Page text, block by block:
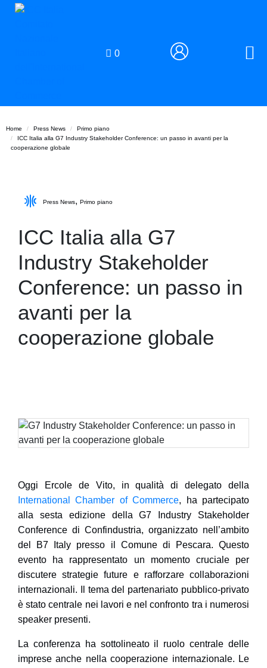
0
Home Press News
Primo piano
ICC Italia alla G7 Industry Stakeholder Conference: un passo in avanti per la
cooperazione globale
Press News, Primo piano
ICC Italia alla G7
Industry Stakeholder
Conference: un passo in
avanti per la
cooperazione globale
Oggi Ercole de Vito, in qualità di delegato della
International Chamber of Commerce, ha partecipato
alla sesta edizione dellaG7 Industry Stakeholder
Conference di Confindustria, organizzato nell’ambito
del B7 Italy presso il Comune di Pescara. Questo
evento ha rappresentato un momento cruciale per
discutere strategie future e rafforzare collaborazioni
internazionali. Il tema del partenariato pubblico-privato
è stato centrale nei lavori e nel confronto tra i numerosi
speaker presenti.
La conferenza ha sottolineato il ruolo centrale delle
imprese anche nella cooperazione internazionale. Le